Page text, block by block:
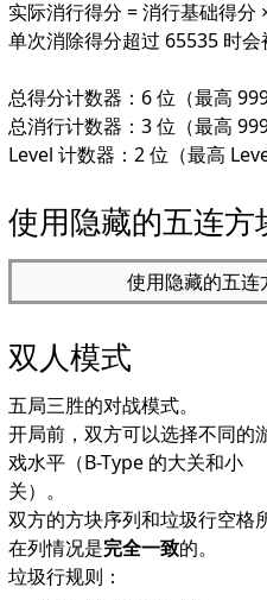
实际消行得分 = 消行基础得分
单次消除得分超过 65535 时会
总得分计数器：6 位（最高
总消行计数器：3 位（最高 999
Level 计数器：2 位（最高
使用隐藏的五连方
使用隐藏的五连
双人模式
五局三胜的对战模式。
开局前，双方可以选择不同的
戏水平（B-Type 的大关和小
关）。
双方的方块序列和垃圾行空格
在列情况是完全一致的。
垃圾行规则：